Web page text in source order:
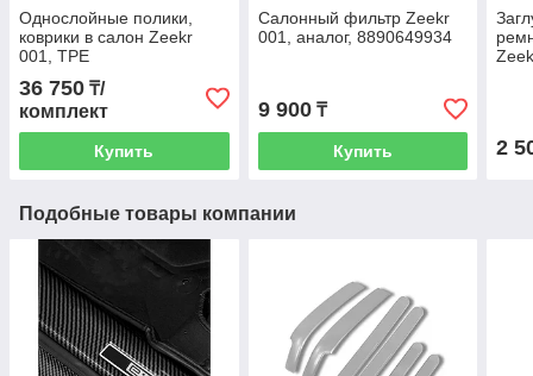
Однослойные полики,
коврики в салон Zeekr
001, TPE
36 750 ₸/
комплект
Купить
Салонный фильтр Zeekr
001, аналог, 8890649934
9 900₸
Купить 2
Подобные товары компании